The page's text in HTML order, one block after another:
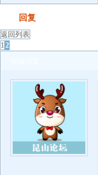
回复
返回列表
1 2